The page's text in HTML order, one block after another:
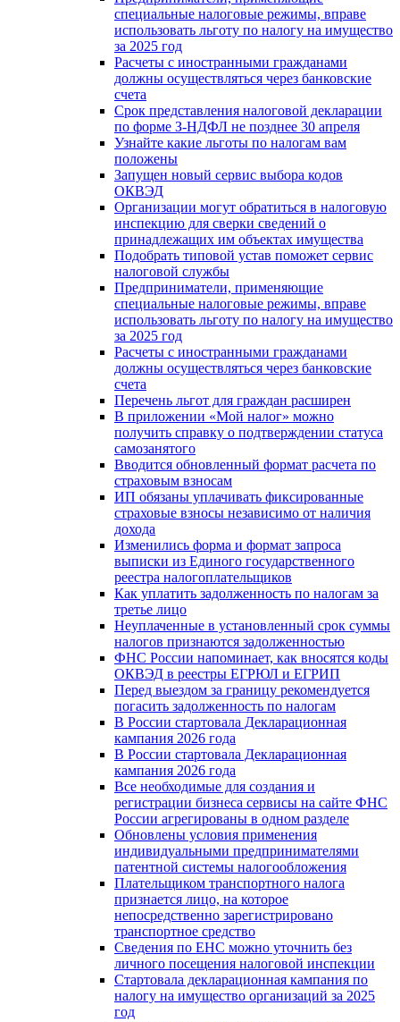
специальные налоговые режимы, вправе
использовать льготу по налогу на имущество
за 2025 год
Расчеты с иностранными гражданами
должны осуществляться через банковские
счета
Срок представления налоговой декларации
по форме З-НДФЛ не позднее 30 апреля
Узнайте какие льготы по налогам вам
положены
Запущен новый сервис выбора кодов
ОКВЭД
Организации могут обратиться в налоговую
инспекцию для сверки сведений о
принадлежащих им объектах имущества
Подобрать типовой устав поможет сервис
налоговой службы
Предприниматели, применяющие
специальные налоговые режимы, вправе
использовать льготу по налогу на имущество
за 2025 год
Расчеты с иностранными гражданами
должны осуществляться через банковские
счета
Перечень льгот для граждан расширен
В приложении «Мой налог» можно
получить справку о подтверждении статуса
самозанятого
Вводится обновленный формат расчета по
страховым взносам
ИП обязаны уплачивать фиксированные
страховые взносы независимо от наличия
дохода
Изменились форма и формат запроса
выписки из Единого государственного
реестра налогоплательщиков
Как уплатить задолженность по налогам за
третье лицо
Неуплаченные в установленный срок суммы
налогов признаются задолженностью
ФНС России напоминает, как вносятся коды
ОКВЭД в реестры ЕГРЮЛ и ЕГРИП
Перед выездом за границу рекомендуется
погасить задолженность по налогам
В России стартовала Декларационная
кампания 2026 года
В России стартовала Декларационная
кампания 2026 года
Все необходимые для создания и
регистрации бизнеса сервисы на сайте ФНС
России агрегированы в одном разделе
Обновлены условия применения
индивидуальными предпринимателями
патентной системы налогообложения
Плательщиком транспортного налога
признается лицо, на которое
непосредственно зарегистрировано
транспортное средство
Сведения по ЕНС можно уточнить без
личного посещения налоговой инспекции
Стартовала декларационная кампания по
налогу на имущество организаций за 2025
год